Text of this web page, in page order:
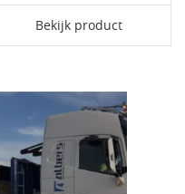
Bekijk product